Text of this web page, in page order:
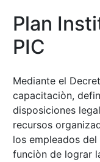
Plan
PIC
Mediante el
capacitaciòn,
disposiciones
recursos
los empleados
funciòn de lograr